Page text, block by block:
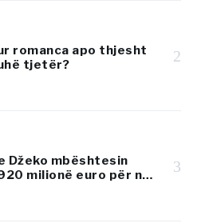
romanca apo thjesht
tjetër?
2
Džeko mbështesin
milionë euro për një
në Adriatik
3